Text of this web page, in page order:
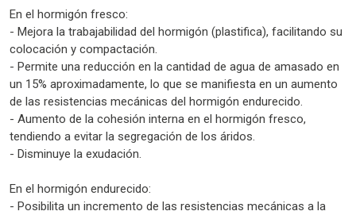
En el hormigón fresco:
- Mejora la trabajabilidad del hormigón (plastifica), facilitando su
colocación y compactación.
- Permite una reducción en la cantidad de agua de amasado en
un 15% aproximadamente, lo que se manifiesta en un aumento
de las resistencias mecánicas del hormigón endurecido.
- Aumento de la cohesión interna en el hormigón fresco,
tendiendo a evitar la segregación de los áridos.
- Disminuye la exudación.
En el hormigón endurecido:
- Posibilita un incremento de las resistencias mecánicas a la